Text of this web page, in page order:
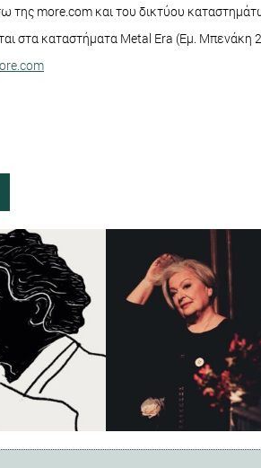
της more.com και του δικτύου
στα καταστήματα Metal Era (Εμ.